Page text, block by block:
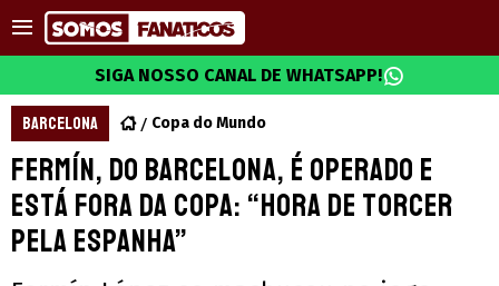
SIGA NOSSO CANAL DE WHATSAPP!
BARCELONA Copa do Mundo
Fermín, do Barcelona, é operado e
está fora da Copa: “Hora de torcer
pela Espanha”